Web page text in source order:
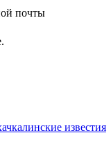
почты
известия